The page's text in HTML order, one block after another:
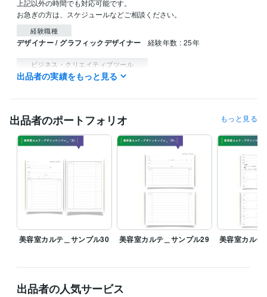
上記以外の時間でも対応可能です。
お急ぎの方は、スケジュールなどご相談ください。
経験職種
デザイナー / グラフィックデザイナー 経験年数 : 25年
ビジネス・クリエイティブツール
Adobe Photoshop:27年Adobe Illustrator:27年
得意分野
ド
デザイン制作 ヘアーサロン会社案内パンフレット
学歴
1998年3月 ~ 2022年2月
出品者の実績をもっと見る
出品者のポートフォリオ もっと見る
美容室カルテ＿サンプル30 美容室カルテ＿サンプル29 美容室カルテ
出品者の人気サービス